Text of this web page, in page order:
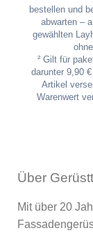
bestellen und
abwarten –
gewählten
² Gilt für
darunter 9,90
Artikel
Warenwert
Über
Mit über 20